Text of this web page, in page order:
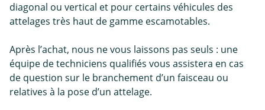
diagonal ou vertical et pour certains véhicules des
attelages très haut de gamme escamotables.
Après l’achat, nous ne vous laissons pas seuls : une
équipe de techniciens qualifiés vous assistera en cas
de question sur le branchement d’un faisceau ou
relatives à la pose d’un attelage.